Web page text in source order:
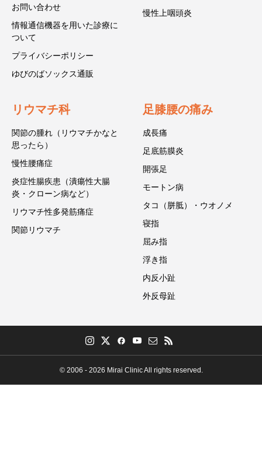
お問い合わせ
情報通信機器を用いた診療に
ついて
プライバシーポリシー
ゆびのばソックス通販
慢性上咽頭炎
リウマチ科
関節の腫れ（リウマチかなと
思ったら）
慢性腰痛症
炎症性腸疾患（潰瘍性大腸
炎・クローン病など）
リウマチ性多発筋痛症
関節リウマチ
足膝腰の痛み
成長痛
足底筋膜炎
開張足
モートン病
タコ（胼胝）・ウオノメ
寝指
屈み指
浮き指
内反小趾
外反母趾
© 2006 - 2026 Mirai Clinic All rights reserved.